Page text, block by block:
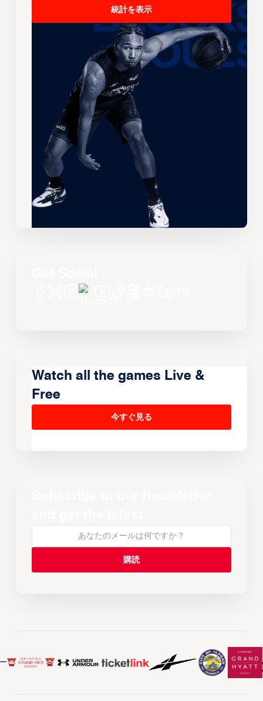
統計を表示
Watch all the games Live &
Free
今すぐ見る